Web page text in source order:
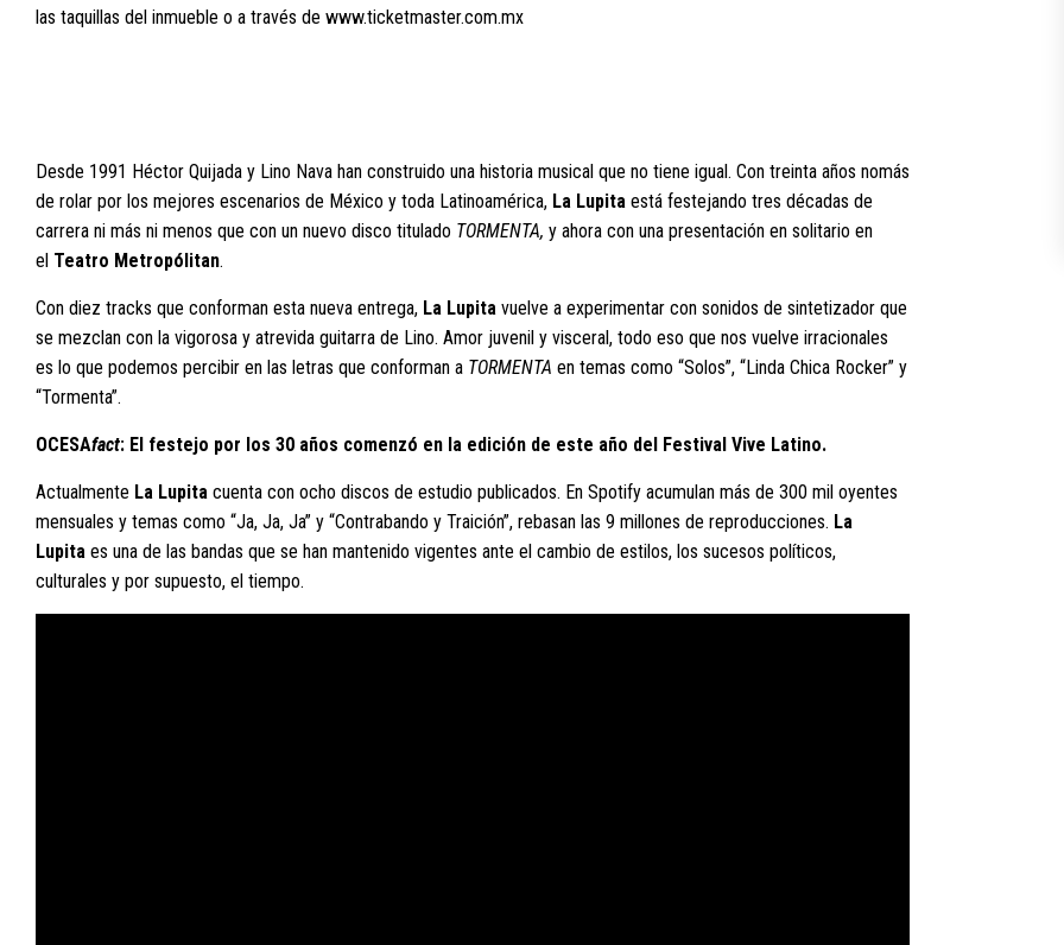
las taquillas del inmueble o a través de www.ticketmaster.com.mx
Desde 1991 Héctor Quijada y Lino Nava han construido una historia musical que no tiene igual. Con treinta años nomás
de rolar por los mejores escenarios de México y toda Latinoamérica, La Lupita está festejando tres décadas de
carrera ni más ni menos que con un nuevo disco titulado TORMENTA, y ahora con una presentación en solitario en
el Teatro Metropólitan.
Con diez tracks que conforman esta nueva entrega, La Lupita vuelve a experimentar con sonidos de sintetizador que
se mezclan con la vigorosa y atrevida guitarra de Lino. Amor juvenil y visceral, todo eso que nos vuelve irracionales
es lo que podemos percibir en las letras que conforman a TORMENTA en temas como “Solos”, “Linda Chica Rocker” y
“Tormenta”.
OCESAfact: El festejo por los 30 años comenzó en la edición de este año del Festival Vive Latino.
Actualmente La Lupita cuenta con ocho discos de estudio publicados. En Spotify acumulan más de 300 mil oyentes
mensuales y temas como “Ja, Ja, Ja” y “Contrabando y Traición”, rebasan las 9 millones de reproducciones. La
Lupita es una de las bandas que se han mantenido vigentes ante el cambio de estilos, los sucesos políticos,
culturales y por supuesto, el tiempo.